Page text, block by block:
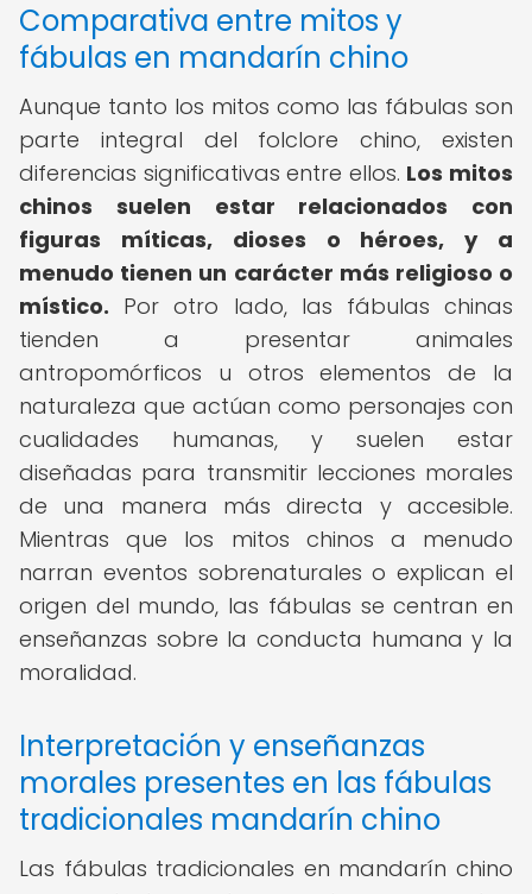
Comparativa entre mitos y
fábulas en mandarín chino
Aunque tanto los mitos como las fábulas son
parte integral del folclore chino, existen
diferencias significativas entre ellos. Los mitos
chinos suelen estar relacionados con
figuras míticas, dioses o héroes, y a
menudo tienen un carácter más religioso o
místico. Por otro lado, las fábulas chinas
tienden a presentar animales
antropomórficos u otros elementos de la
naturaleza que actúan como personajes con
cualidades humanas, y suelen estar
diseñadas para transmitir lecciones morales
de una manera más directa y accesible.
Mientras que los mitos chinos a menudo
narran eventos sobrenaturales o explican el
origen del mundo, las fábulas se centran en
enseñanzas sobre la conducta humana y la
moralidad.
Interpretación y enseñanzas
morales presentes en las fábulas
tradicionales mandarín chino
Las fábulas tradicionales en mandarín chino